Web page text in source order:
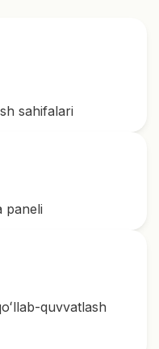
sahifalari
paneli
quvvatlash